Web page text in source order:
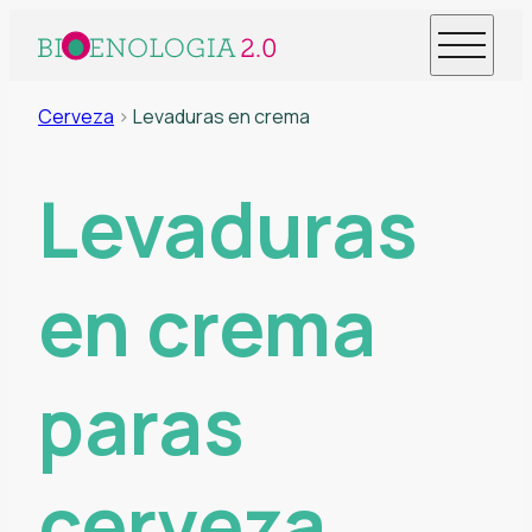
Cerveza > Levaduras en crema
Levaduras
en crema
paras